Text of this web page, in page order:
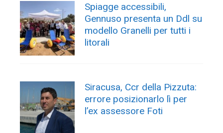
Spiagge accessibili,
Gennuso presenta un Ddl su
modello Granelli per tutti i
litorali
Siracusa, Ccr della Pizzuta:
errore posizionarlo lì per
l’ex assessore Foti